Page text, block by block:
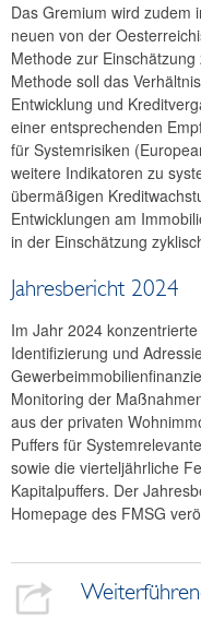
FAQ
Kontakt
Das Gremium wird zudem
neuen von der
Methode zur
Methode soll das
Entwicklung und
einer entsprechenden
für Systemrisiken
weitere Indikatoren zu
übermäßigen
Entwicklungen am
in der Einschätzung
Jahresbericht 2024
Im Jahr 2024
Identifizierung und
Monitoring der
aus der privaten
Puffers für
sowie die vierteljährliche
Kapitalpuffers. Der
Homepage des FMSG